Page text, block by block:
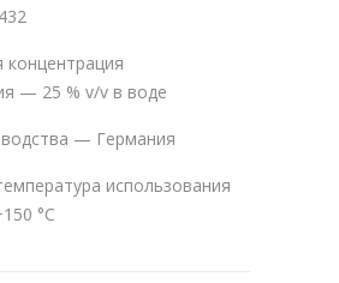
— 25 % v/v в воде
— Германия
использования
°С